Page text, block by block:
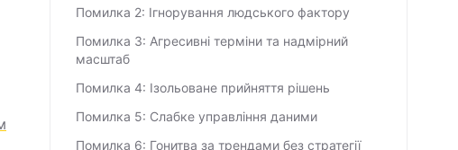
Помилка 2: Ігнорування людського фактору
Помилка 3: Агресивні терміни та надмірний
масштаб
Помилка 4: Ізольоване прийняття рішень
Помилка 5: Слабке управління даними
Помилка 6: Гонитва за трендами без стратегії